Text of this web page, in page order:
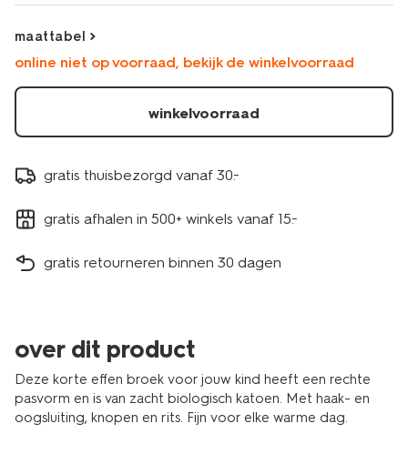
30716103GREEN.html
maattabel
online niet op voorraad, bekijk de winkelvoorraad
winkelvoorraad
gratis thuisbezorgd vanaf 30.-
gratis afhalen in 500+ winkels vanaf 15.-
gratis retourneren binnen 30 dagen
over dit product
Deze korte effen broek voor jouw kind heeft een rechte
pasvorm en is van zacht biologisch katoen. Met haak- en
oogsluiting, knopen en rits. Fijn voor elke warme dag.